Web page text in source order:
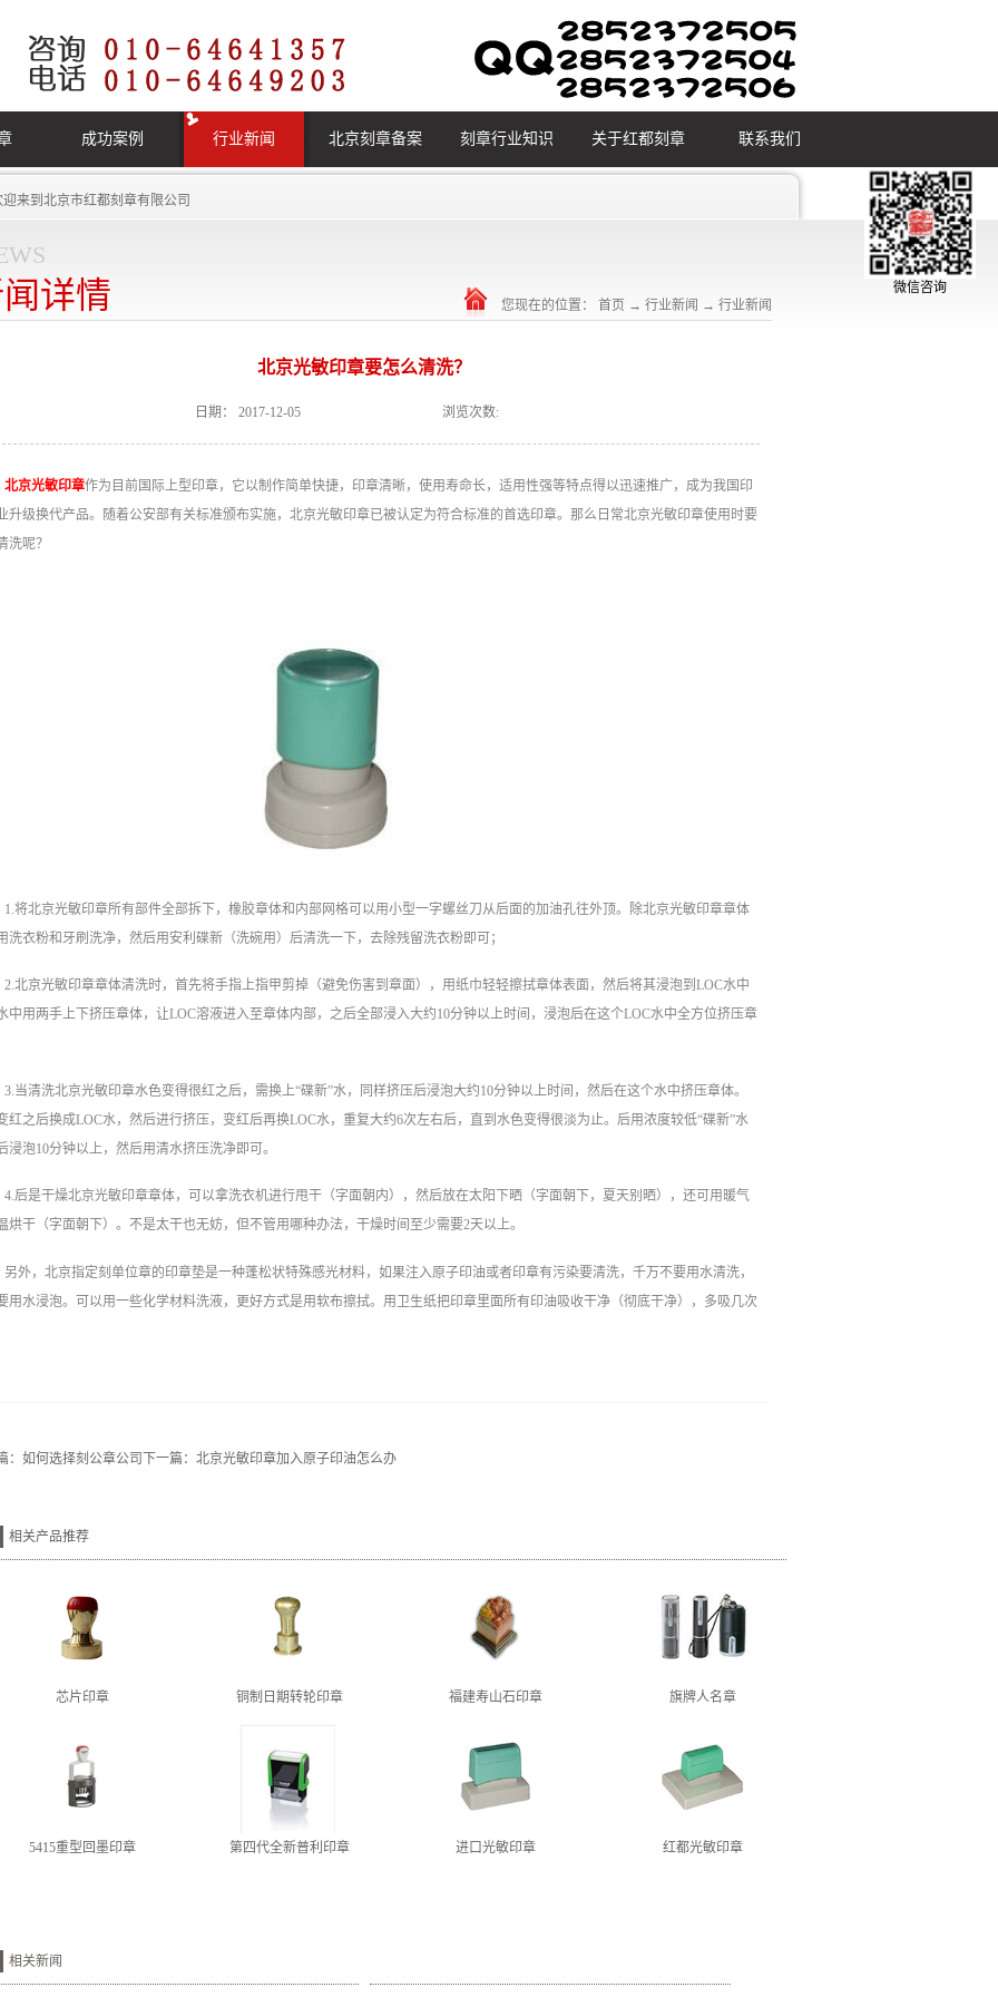
成功案例 行业新闻 北京刻章备案 刻章行业知识 关于红都刻章 联系我们
迎来到 北京市红都刻章有限公司
详情
您现在的位置： 首页 → 行业新闻 → 行业新闻
北京光敏印章要怎么清洗？
日期： 2017-12-05 浏览次数:
北京光敏印章作为目前国际上型印章，它以制作简单快捷，印章清晰，使用寿命长，适用性强等特点得以迅速推广，成为我国印
升级换代产品。随着公安部有关标准颁布实施，北京光敏印章已被认定为符合标准的首选印章。那么日常北京光敏印章使用时要
洗呢？
1.将北京光敏印章所有部件全部拆下，橡胶章体和内部网格可以用小型一字螺丝刀从后面的加油孔往外顶。除北京光敏印章章体
洗衣粉和牙刷洗净，然后用安利碟新（洗碗用）后清洗一下，去除残留洗衣粉即可；
2.北京光敏印章章体清洗时，首先将手指上指甲剪掉（避免伤害到章面），用纸巾轻轻擦拭章体表面，然后将其浸泡到LOC水中
中用两手上下挤压章体，让LOC溶液进入至章体内部，之后全部浸入大约10分钟以上时间，浸泡后在这个LOC水中全方位挤压章
3.当清洗北京光敏印章水色变得很红之后，需换上“碟新”水，同样挤压后浸泡大约10分钟以上时间，然后在这个水中挤压章体。
红之后换成LOC水，然后进行挤压，变红后再换LOC水，重复大约6次左右后，直到水色变得很淡为止。后用浓度较低“碟新”水
浸泡10分钟以上，然后用清水挤压洗净即可。
4.后是干燥北京光敏印章章体，可以拿洗衣机进行甩干（字面朝内），然后放在太阳下晒（字面朝下，夏天别晒），还可用暖气
烘干（字面朝下）。不是太干也无妨，但不管用哪种办法，干燥时间至少需要2天以上。
另外，北京指定刻单位章的印章垫是一种蓬松状特殊感光材料，如果注入原子印油或者印章有污染要清洗，千万不要用水清洗，
用水浸泡。可以用一些化学材料洗液，更好方式是用软布擦拭。用卫生纸把印章里面所有印油吸收干净（彻底干净），多吸几次
：如何选择刻公章公司 下一篇：北京光敏印章加入原子印油怎么办
相关产品推荐
芯片印章 铜制日期转轮印章 福建寿山石印章 旗牌人名章
5415重型回墨印章 第四代全新普利印章 进口光敏印章 红都光敏印章
相关新闻
微信咨询